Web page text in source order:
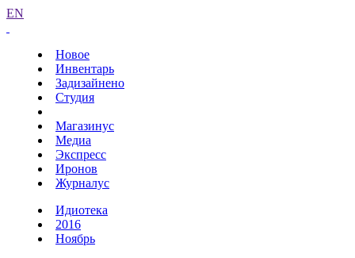
EN
Новое
Инвентарь
Задизайнено
Студия
Магазинус
Медиа
Экспресс
Иронов
Журналус
Идиотека
2016
Ноябрь